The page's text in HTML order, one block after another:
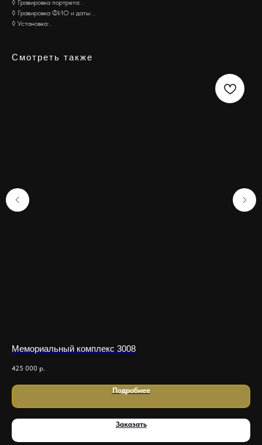
◊ Гравировка портрета: .
◊ Гравировка ФИО и даты: .
◊ Установка: .
Смотреть также
Мемориальный комплекс 3008
425 000 р.
Подробнее
Заказать